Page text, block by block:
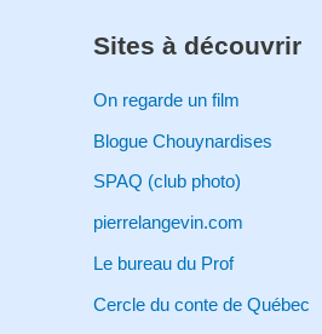
Sites à découvrir
On regarde un film
Blogue Chouynardises
SPAQ (club photo)
pierrelangevin.com
Le bureau du Prof
Cercle du conte de Québec